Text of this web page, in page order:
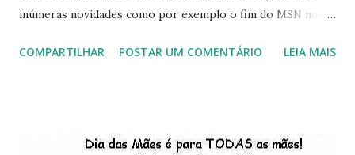
inúmeras novidades como por exemplo o fim do MSN no
do Kaiana que será lançada em 2013, distro nacional , a
do LibreOffice , o IX Latinoware, a Microsoft boicotando o
COMPARTILHAR POSTAR UM COMENTÁRIO LEIA MAIS